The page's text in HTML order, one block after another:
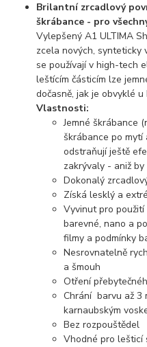
Brilantní zrcadlový
škrábance - pro
Vylepšený A1 ULTIMA
zcela nových, synteticky
se používají v high-tech
leštícím částicím lze
dočasně, jak je obvyklé
Vlastnosti:
Jemné škrábance
škrábance po
odstraňují ještě
zakrývaly - aniž
Dokonalý
Získá lesklý a
Vyvinut pro
barevné, nano a
filmy a podmínky
Nesrovnatelně
a šmouh
Otření
Chrání barvu až 3
karnaubským
Bez rozpouštědel
Vhodné pro lešticí